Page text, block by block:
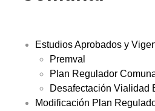
Estudios Aprobados y
Premval
Plan Regulador
Desafectación Vialidad
Modificación Plan